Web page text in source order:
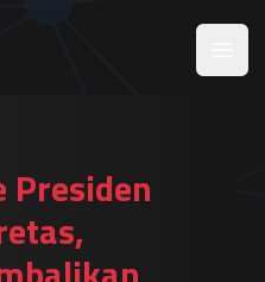
Presiden